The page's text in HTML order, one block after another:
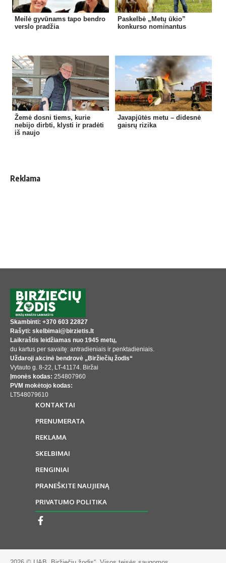
Meilė gyvūnams tapo bendro
verslo pradžia
Paskelbė „Metų ūkio”
konkurso nominantus
Žemė dosni tiems, kurie
nebijo dirbti, klysti ir pradėti
iš naujo
Javapjūtės metu – didesnė
gaisrų rizika
Reklama
Skambinti: +370 603 22827
Rašyti: skelbimai@birzietis.lt
Laikraštis leidžiamas nuo 1945 metų,
du kartus per savaitę: antradieniais ir penktadieniais.
Uždaroji akcinė bendrovė „Biržiečių žodis“
Vytauto g. 8-22, LT-41174. Biržai
Įmonės kodas: 254807960
PVM mokėtojo kodas:
LT548079610
KONTAKTAI
PRENUMERATA
REKLAMA
SKELBIMAI
RENGINIAI
PRANEŠKITE NAUJIENĄ
PRIVATUMO POLITIKA